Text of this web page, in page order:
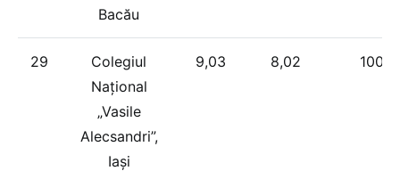
Bacău
29
Colegiul
Național
„Vasile
Alecsandri”,
Iași
9,03 8,02 100%